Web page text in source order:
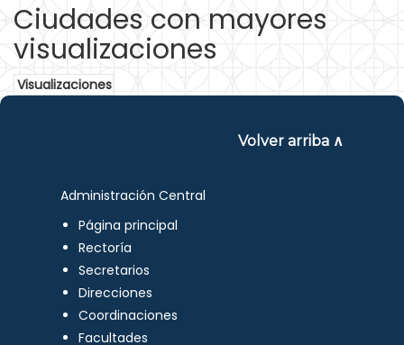
Ciudades con mayores
visualizaciones
Visualizaciones
Volver arriba ∧
Administración Central
Página principal
Rectoría
Secretarios
Direcciones
Coordinaciones
Facultades